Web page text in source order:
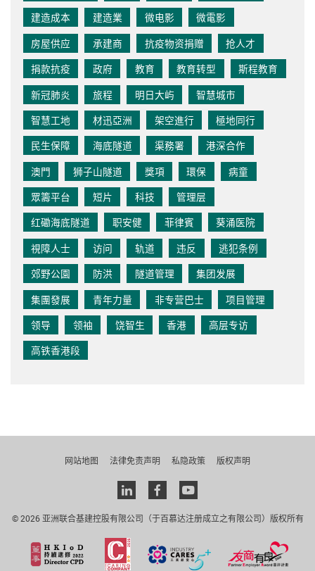
建造成本
建造業 微电影
微電影
房屋供应
承建商 抗疫物资捐赠
抢人才
捐款抗疫
政府 教育 教育转型
斯程教育
新冠肺炎
旅程 明日大屿
智慧城市
智慧工地
材迅亞洲 架空進行
極地同行
民生保障
海底隧道 渠務署
港深合作
澳門
狮子山隧道 獎項 環保
病童
眾籌平台
短片 科技
管理层
红磡海底隧道
职安健 菲律賓
葵涌医院
視障人士
访问 轨道 违反
逃犯条例
郊野公園
防洪 隧道管理
集团发展
集團發展
青年力量 非专营巴士
项目管理
领导
领袖 饶智生 香港
高层专访
高铁香港段
网站地图 法律免责声明 私隐政策 版权声明
Linkedinfacebookyoutube
© 2026 亚洲联合基建控股有限公司（于百慕达注册成立之有限公司）版权所有